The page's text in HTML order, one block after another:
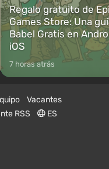
Regalo gratuito de
Games Store: Una
Babel Gratis en
iOS
7 horas atrás
Vacantes
RSS ES